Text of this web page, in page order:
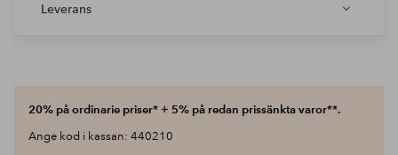
Leverans
20% på ordinarie priser* + 5% på redan prissänkta varor**.
Ange kod i kassan: 440210